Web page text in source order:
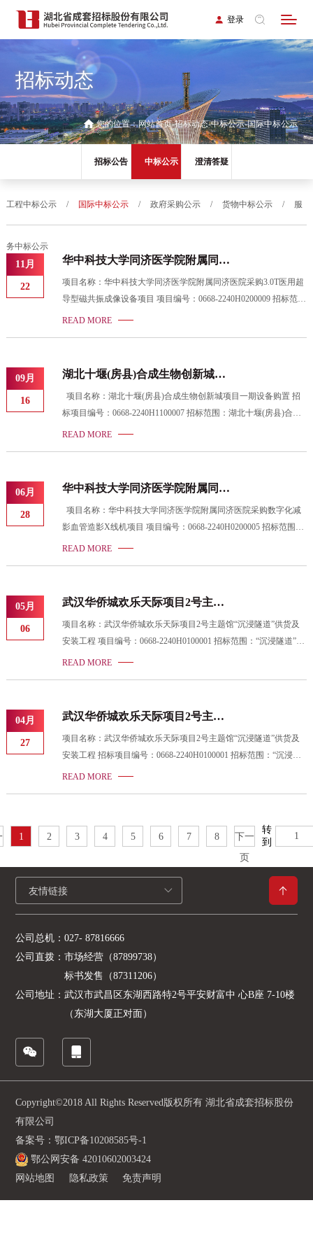
登录
招标动态
您的位置：网站首页 招标动态 中标公示 国际中标公示
招标公告 中标公示 澄清答疑
工程中标公示 / 国际中标公示 / 政府采购公示 / 货物中标公示 / 服
务中标公示
11月
22
华中科技大学同济医学院附属同济
像设备项目评标结果公示
项目名称：华中科技大学同济医学院附属同济医院采购3.0T医用超
导型磁共振成像设备项目 项目编号：0668-2240H0200009 招标范
围：3.0T医用超导型磁共振成像设备，1套 招标机构：湖北省成套
READ MORE
09月
16
湖北十堰(房县)合成生物创新城项
(1)
标项目编号：0668-2240H1100007 招标范围：湖北十堰(房县)合成
生物创新城项目一期设备购置主要包括动力车间、发酵车间、提取
术部分。 招标机构：湖北省成套招标股份有限公司 招标人：房县
富兴产业建设发展有限公司 开标时间：2022-09-13 10:00 公示开始
时间：2022-09-16 17:03 评标公示截止时间：2022-09-19 23:59 中标
候选人名单：
READ MORE
06月
28
华中科技大学同济医学院附属同济
机项目评标结果公示
影血管造影X线机项目 项目编号：0668-2240H0200005 招标范围：
数字化减影血管造影X线机，1套 招标机构：湖北省成套招标股份
止时间： 2022-07-01 23:59
READ MORE
05月
06
武汉华侨城欢乐天际项目2号主题
结果公告(1)
项目名称：武汉华侨城欢乐天际项目2号主题馆“沉浸隧道”供货及
安装工程 项目编号：0668-2240H0100001 招标范围：“沉浸隧道”供
货及安装 招标机构：湖北省成套招标股份有限公司 招标人：武汉
15:36 中标人：上海合昊机电科技有限公司 制造商：上海合昊机电
科技有限公司 制造商国家或地区：中国
READ MORE
04月
27
武汉华侨城欢乐天际项目2号主题
结果公示公告(1)
项目名称：武汉华侨城欢乐天际项目2号主题馆“沉浸隧道”供货及
安装工程 招标项目编号：0668-2240H0100001 招标范围：“沉浸隧
道”供货及安装 招标机构：湖北省成套招标股份有限公司 招标人：
1 上海合
READ MORE
1 2 3 4 5 6 7 8
下一
页
转
到
友情链接
公司总机：027- 87816666
公司直拨：市场经营（87899738）
标书发售（87311206）
公司地址：武汉市武昌区东湖西路特2号平安财富中 心B座 7-10楼
（东湖大厦正对面）
Copyright©2018 All Rights Reserved版权所有 湖北省成套招标股份
有限公司
备案号：鄂ICP备10208585号-1
鄂公网安备 42010602003424
网站地图
隐私政策 免责声明